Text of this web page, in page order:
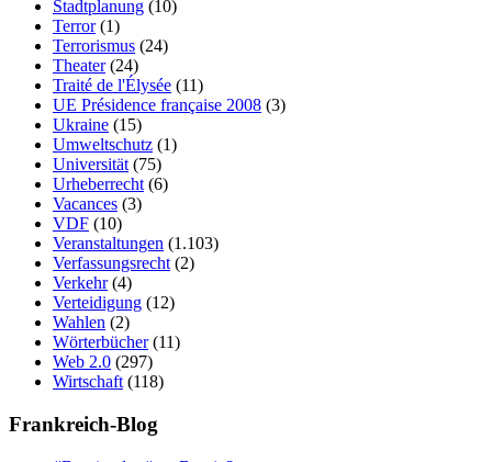
Stadtplanung (10)
Terror(1)
Terrorismus (24)
Theater(24)
Traité de l'Élysée (11)
UE Présidence française 2008 (3)
Ukraine (15)
Umweltschutz (1)
Universität (75)
Urheberrecht (6)
Vacances (3)
VDF (10)
Veranstaltungen (1.103)
Verfassungsrecht (2)
Verkehr(4)
Verteidigung (12)
Wahlen (2)
Wörterbücher(11)
Web 2.0 (297)
Wirtschaft (118)
Frankreich-Blog